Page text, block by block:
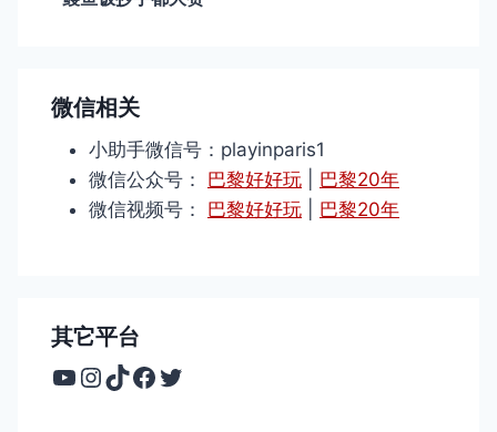
微信相关
小助手微信号：playinparis1
微信公众号： 巴黎好好玩
巴黎20年
微信视频号： 巴黎好好玩 巴黎20年
其它平台
YouTube
Instagram
TikTok
Facebook
Twitter